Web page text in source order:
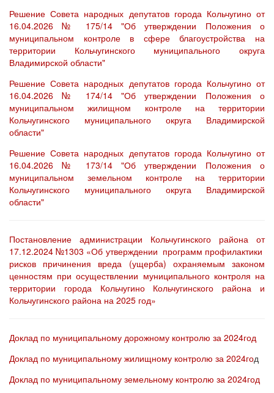
Решение Совета народных депутатов города Кольчугино от
16.04.2026 № 175/14 "Об утверждении Положения о
муниципальном контроле в сфере благоустройства на
территории Кольчугинского муниципального округа
Владимирской области"
Решение Совета народных депутатов города Кольчугино от
16.04.2026 № 174/14 "Об утверждении Положения о
муниципальном жилищном контроле на территории
Кольчугинского муниципального округа Владимирской
области"
Решение Совета народных депутатов города Кольчугино от
16.04.2026 № 173/14 "Об утверждении Положения о
муниципальном земельном контроле на территории
Кольчугинского муниципального округа Владимирской
области"
Постановление администрации Кольчугинского района от
17.12.2024 №1303 «Об утверждении программ профилактики
рисков причинения вреда (ущерба) охраняемым законом
ценностям при осуществлении муниципального контроля на
территории города Кольчугино Кольчугинского района и
Кольчугинского района на 2025 год»
Доклад по муниципальному дорожному контролю за 2024год
Доклад по муниципальному жилищному контролю за 2024год
Доклад по муниципальному земельному контролю за 2024год